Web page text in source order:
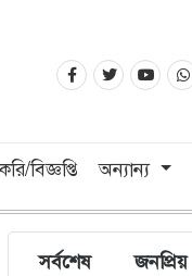
বিজ্ঞপ্তি অন্যান্য
সর্বশেষ জনপ্রিয়